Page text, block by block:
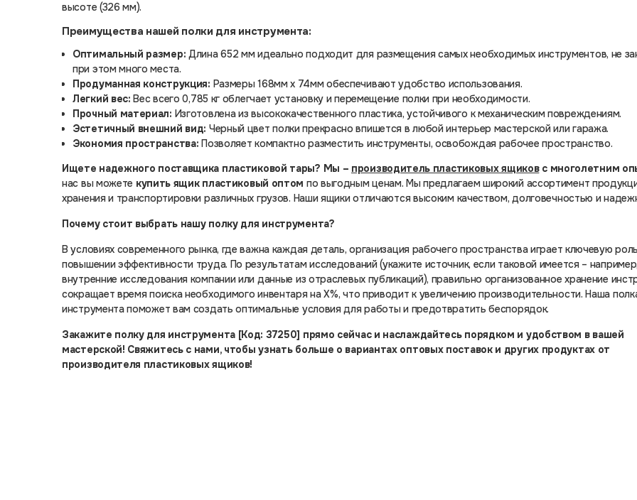
высоте (326 мм).
Преимущества нашей полки для инструмента:
Оптимальный размер: Длина 652 мм идеально подходит для размещения самых необходимых инструментов, не
при этом много места.
Продуманная конструкция: Размеры 168мм х 74мм обеспечивают удобство использования.
Легкий вес: Вес всего 0,785 кг облегчает установку и перемещение полки при необходимости.
Прочный материал: Изготовлена из высококачественного пластика, устойчивого к механическим повреждениям.
Эстетичный внешний вид: Черный цвет полки прекрасно впишется в любой интерьер мастерской или гаража.
Экономия пространства: Позволяет компактно разместить инструменты, освобождая рабочее пространство.
Ищете надежного поставщика пластиковой тары? Мы – производитель пластиковых ящиковс многолетним
нас вы можете купить ящик пластиковый оптом по выгодным ценам. Мы предлагаем широкий ассортимент
хранения и транспортировки различных грузов. Наши ящики отличаются высоким качеством, долговечностью и
Почему стоит выбрать нашу полку для инструмента?
В условиях современного рынка, где важна каждая деталь, организация рабочего пространства играет ключевую
повышении эффективности труда. По результатам исследований (укажите источник, если таковой имеется – например,
внутренние исследования компании или данные из отраслевых публикаций), правильно организованное хранение
сокращает время поиска необходимого инвентаря на X%, что приводит к увеличению производительности. Наша
инструмента поможет вам создать оптимальные условия для работы и предотвратить беспорядок.
Закажите полку для инструмента [Код: 37250] прямо сейчас и наслаждайтесь порядком и удобством в вашей
мастерской! Свяжитесь с нами, чтобы узнать больше о вариантах оптовых поставок и других продуктах от
производителя пластиковых ящиков!